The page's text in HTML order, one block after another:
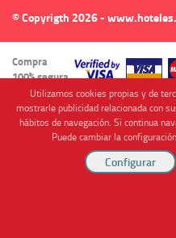
© Copyrigth 2026 -
Compra
100% segura
Cofinanciado por
Utilizamos cookies propias y de
mostrarle publicidad relacionada con
hábitos de navegación. Si continua
Puede cambiar la